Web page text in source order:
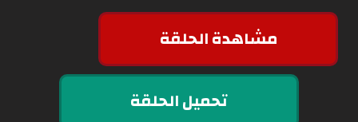
مشاهدة الحلقة
تحميل الحلقة